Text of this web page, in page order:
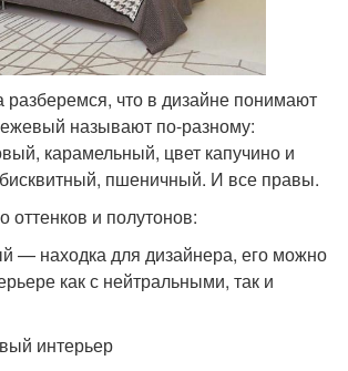
разберемся, что в дизайне понимают
называют по-разному:
карамельный, цвет капучино и
пшеничный. И все правы.
оттенков и полутонов:
— находка для дизайнера, его можно
как с нейтральными, так и
интерьер